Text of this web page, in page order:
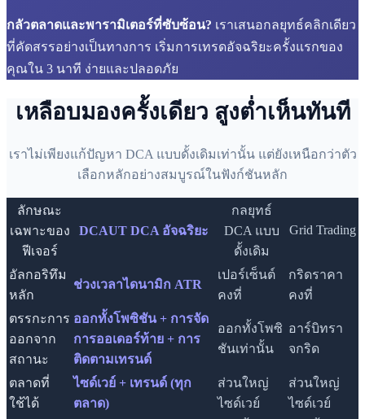
กลัวตลาดและพารามิเตอร์ที่ซับซ้อน? เราเสนอกลยุทธ์คลิกเดียว
ที่คัดสรรอย่างเป็นทางการ เริ่มการเทรดอัจฉริยะครั้งแรกของ
คุณใน 3 นาที ง่ายและปลอดภัย
เหลือบมองครั้งเดียว สูงต่ำเห็นทันที
เราไม่เพียงแก้ปัญหา DCA แบบดั้งเดิมเท่านั้น แต่ยังเหนือกว่าตัว
เลือกหลักอย่างสมบูรณ์ในฟังก์ชันหลัก
ลักษณะ
เฉพาะของ
ฟีเจอร์
DCAUT DCA อัจฉริยะ
กลยุทธ์
DCA แบบ
ดั้งเดิม
Grid Trading
อัลกอริทึม
หลัก
ช่วงเวลาไดนามิก ATR
เปอร์เซ็นต์
คงที่
กริดราคา
คงที่
ตรรกะการ
ออกจาก
สถานะ
ออกทั้งโพซิชัน + การจัด
การออเดอร์ท้าย + การ
ติดตามเทรนด์
ออกทั้งโพซิ
ชันเท่านั้น
อาร์บิทรา
จกริด
ตลาดที่
ใช้ได้
ไซด์เวย์ + เทรนด์ (ทุก
ตลาด)
ส่วนใหญ่
ไซด์เวย์
ส่วนใหญ่
ไซด์เวย์